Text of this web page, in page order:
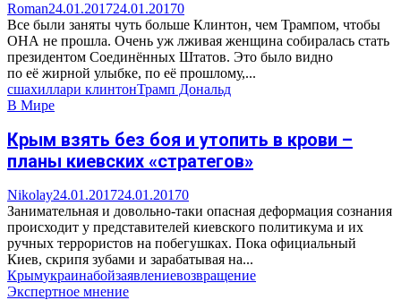
Roman24.01.201724.01.20170
Все были заняты чуть больше Клинтон, чем Трампом, чтобы
ОНА не прошла. Очень уж лживая женщина собиралась стать
президентом Соединённых Штатов. Это было видно
по её жирной улыбке, по её прошлому,...
сшахиллари клинтонТрамп Дональд
В Мире
Крым взять без боя и утопить в крови –
планы киевских «стратегов»
Nikolay24.01.201724.01.20170
Занимательная и довольно-таки опасная деформация сознания
происходит у представителей киевского политикума и их
ручных террористов на побегушках. Пока официальный
Киев, скрипя зубами и зарабатывая на...
Крымукраинабойзаявлениевозвращение
Экспертное мнение